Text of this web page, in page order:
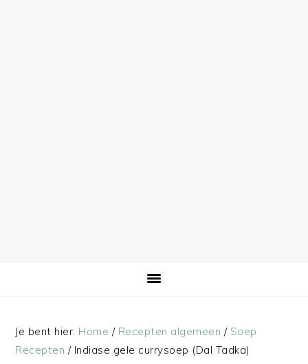
Je bent hier: Home / Recepten algemeen / Soep
Recepten /Indiase gele currysoep (Dal Tadka)